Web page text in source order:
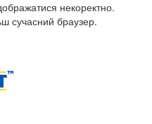
некоректно.
сучасний браузер.